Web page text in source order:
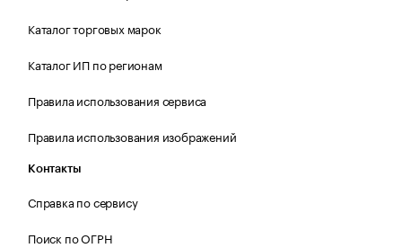
Каталог торговых марок
Каталог ИП по регионам
Правила использования сервиса
Правила использования изображений
Контакты
Справка по сервису
Поиск по ОГРН